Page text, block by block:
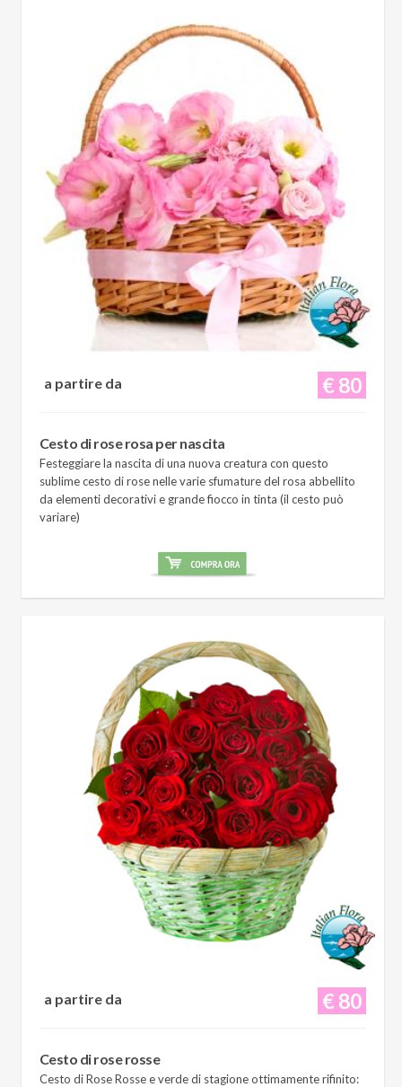
€ 80
a partire da
Cesto di rose rosa per nascita
Festeggiare la nascita di una nuova creatura con questo
sublime cesto di rose nelle varie sfumature del rosa abbellito
da elementi decorativi e grande fiocco in tinta (il cesto può
variare)
€ 80
a partire da
Cesto di rose rosse
Cesto di Rose Rosse e verde di stagione ottimamente rifinito: